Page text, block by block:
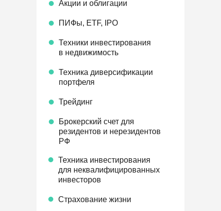
Акции и облигации
ПИФы, ЕTF, IPO
Техники инвестирования
в недвижимость
Техника диверсификации
портфеля
Трейдинг
Брокерский счет для
резидентов и нерезидентов
РФ
Техника инвестирования
для неквалифицированных
инвесторов
Страхование жизни